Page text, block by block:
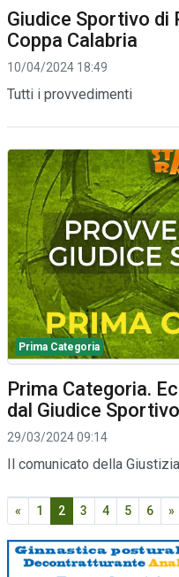
Giudice Sportivo di
Coppa Calabria
10/04/2024 18:49
Tutti i provvedimenti
Prima Categoria
Prima Categoria.
dal Giudice
29/03/2024 09:14
Il comunicato della
« 1 2 3 4 5 6 »